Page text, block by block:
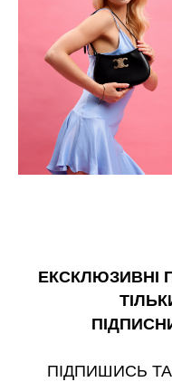
ЕКСКЛЮЗИВНІ
ПІДПИШИСЬ